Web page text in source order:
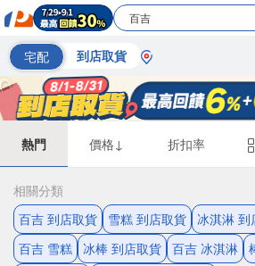
宅配 到店取貨
熱門 價格↓ 折扣率
相關分類
百吉 到店取貨
雪糕 到店取貨 冰淇淋 到
百吉 雪糕 冰棒 到店取貨 百吉 冰淇淋